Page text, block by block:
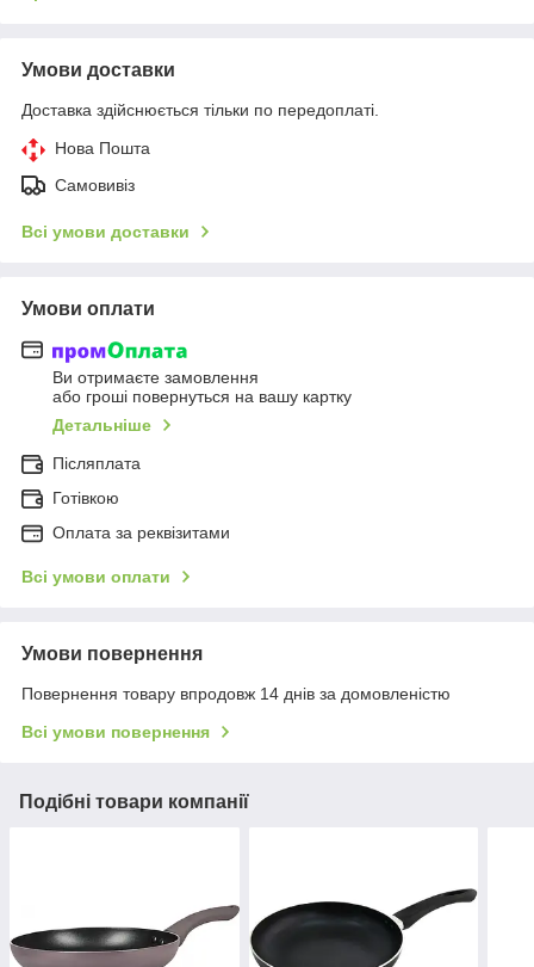
Умови доставки
Доставка здійснюється тільки по передоплаті.
Нова Пошта
Самовивіз
Всі умови доставки
Умови оплати
Ви отримаєте замовлення
або гроші повернуться на вашу картку
Детальніше
Післяплата
Готівкою
Оплата за реквізитами
Всі умови оплати
Умови повернення
Повернення товару впродовж 14 днів за домовленістю
Всі умови повернення
Подібні товари компанії